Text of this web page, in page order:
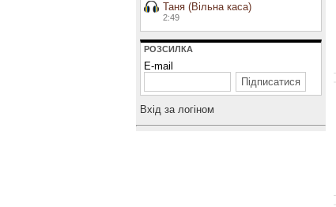
Таня (Вільна каса)
2:49
РОЗСИЛКА
E-mail
Вхiд за логiном